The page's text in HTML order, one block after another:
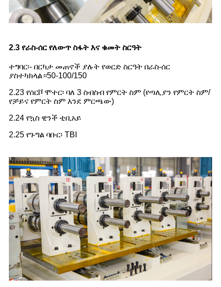
2.3 የራስ-ሰር የለውጥ ስፋት እና ቁመት ስርዓት
ተግባር፡- በርካታ መጠኖች ያሉት የወርድ ስርዓት በራስ-ሰር
ያስተካክላል።50-100/150
2.23 የሰርቮ ሞተር፡ ባለ 3 ስብስብ የምርት ስም (የጣሊያን የምርት ስም/
የቻይና የምርት ስም እንደ ምርጫው)
2.24 የኳስ ዊንች ቲቢአይ
2.25 የጉግል ባቡር፡ TBI